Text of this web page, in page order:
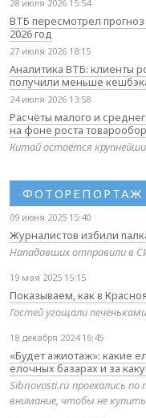
28 июля 2026 15:54
ВТБ пересмотрел
2026 год
27 июля 2026 18:15
Аналитика ВТБ: клиенты
получили меньше
24 июля 2026 13:58
Расчёты малого и
на фоне роста
Китай остаётся
ФОТОРЕПОРТАЖ
09 июня 2025 15:40
Журналистов избили
Нападавших отправили в
19 мая 2025 15:15
Показываем, как в
Гостей угощали
18 декабря 2024 16:45
«Будет ажиотаж»: какие
елочных базарах и за
Sibnovosti.ru проехались
внимание, чтобы не